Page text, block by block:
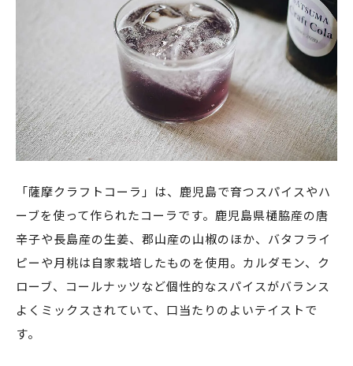
「薩摩クラフトコーラ」は、鹿児島で育つスパイスやハ
ーブを使って作られたコーラです。鹿児島県樋脇産の唐
辛子や長島産の生姜、郡山産の山椒のほか、バタフライ
ピーや月桃は自家栽培したものを使用。カルダモン、ク
ローブ、コールナッツなど個性的なスパイスがバランス
よくミックスされていて、口当たりのよいテイストで
す。